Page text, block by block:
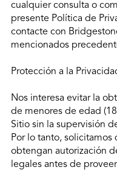
cualquier consulta o
presente Política de
contacte con
mencionados
Protección a la
Nos interesa evitar la
de menores de edad
Sitio sin la supervisión
Por lo tanto,
obtengan autorización
legales antes de